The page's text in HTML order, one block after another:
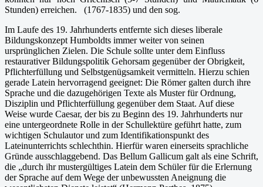
Stunden) erreichen. (1767-1835) und den sog.
Im Laufe des 19. Jahrhunderts entfernte sich dieses liberale
Bildungskonzept Humboldts im­mer weiter von seinen
ursprünglichen Zielen. Die Schule sollte unter dem Einfluss
restaurati­ver Bildungspolitik Gehorsam gegenüber der Obrigkeit,
Pflichterfüllung und Selbstgenüg­samkeit vermitteln. Hierzu schien
gerade Latein hervorragend geeignet: Die Römer galten durch ihre
Sprache und die dazugehörigen Texte als Muster für Ordnung,
Disziplin und Pflichterfüllung gegenüber dem Staat. Auf diese
Weise wurde Caesar, der bis zu Beginn des 19. Jahrhunderts nur
eine untergeordnete Rolle in der Schullektüre geführt hatte, zum
wichti­gen Schulautor und zum Identifikationspunkt des
Lateinunterrichts schlechthin. Hierfür waren einerseits sprachliche
Gründe ausschlaggebend. Das Bellum Gallicum galt als eine Schrift,
die „durch ihr mustergültiges Latein dem Schüler für die Erlernung
der Sprache auf dem Wege der unbewussten Aneignung die